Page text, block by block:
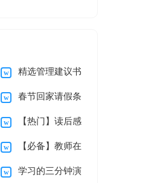
精选管理建议书
四篇春节回家请假条
汇编八篇【热门】读后感
的作文300字三篇
【必备】教师在
试用期辞职报告4篇
学习的三分钟演